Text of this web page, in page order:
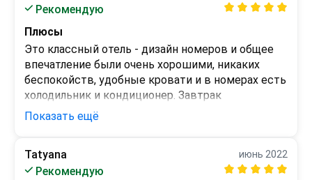
Рекомендую
Плюсы
Это классный отель - дизайн номеров и общее
впечатление были очень хорошими, никаких
беспокойств, удобные кровати и в номерах есть
холодильник и кондиционер. Завтрак
нормальный, и персонал вежливый.
Соотношение цена/качество - одно из лучших.
лучше обговорить заранее условия заселения
Все чисто и аккуратно.
Минусы
Показать ещё
Tatyana
Рекомендую
июнь 2022